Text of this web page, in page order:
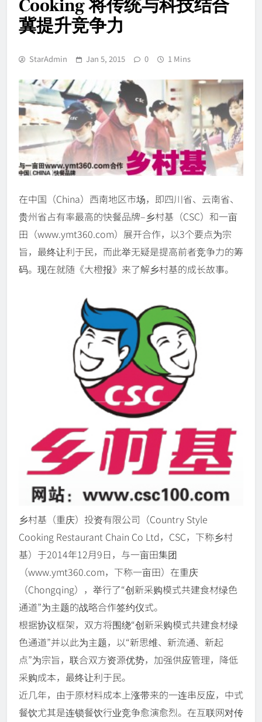
Cooking 将传统与科技结合
冀提升竞争力
StarAdmin Jan 5, 2015 0 1 Mins
在中国（China）西南地区市场，即四川省、云南省、
贵州省占有率最高的快餐品牌–乡村基（CSC）和一亩
田（www.ymt360.com）展开合作，以3个要点为宗
旨，最终让利于民，而此举无疑是提高前者竞争力的筹
码。现在就随《大橙报》来了解乡村基的成长故事。
乡村基（重庆）投资有限公司（Country Style
Cooking Restaurant Chain Co Ltd，CSC，下称乡村
基）于2014年12月9日，与一亩田集团
（www.ymt360.com，下称一亩田）在重庆
（Chongqing），举行了“创新采购模式共建食材绿色
通道”为主题的战略合作签约仪式。
根据协议框架，双方将围绕“创新采购模式共建食材绿
色通道”并以此为主题，以“新思维、新流通、新起
点”为宗旨，联合双方资源优势，加强供应管理，降低
采购成本，最终让利于民。
近几年，由于原材料成本上涨带来的一连串反应，中式
餐饮尤其是连锁餐饮行业竞争愈演愈烈。在互联网对传